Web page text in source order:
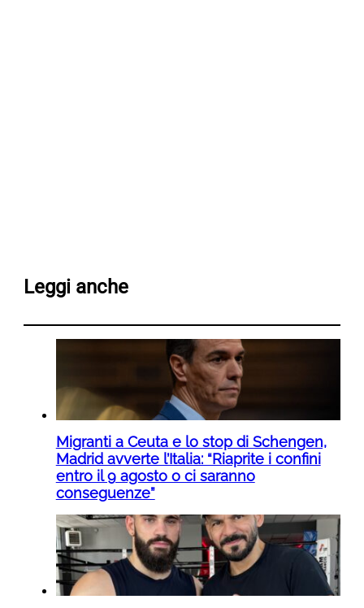
Leggi anche
Migranti a Ceuta e lo stop di Schengen,
Madrid avverte l’Italia: “Riaprite i confini
entro il 9 agosto o ci saranno
conseguenze”